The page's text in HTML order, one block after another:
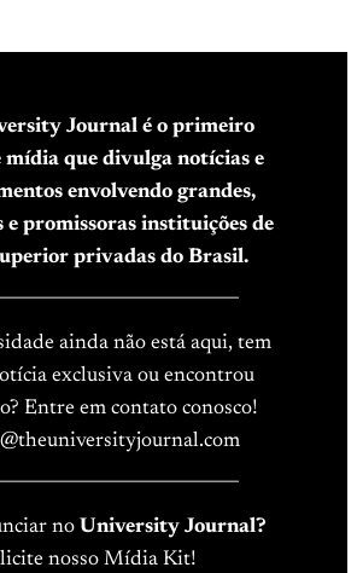
Journal é o primeiro
mídia que divulga notícias e
envolvendo grandes,
e promissoras instituições de
privadas do Brasil.
ainda não está aqui, tem
exclusiva ou encontrou
Entre em contato conosco!
no University Journal?
nosso Mídia Kit!